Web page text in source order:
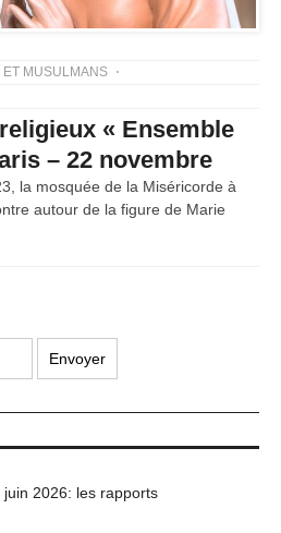
MUSULMANS
« Ensemble
– 22 novembre
la mosquée de la Miséricorde à
autour de la figure de Marie
2026: les rapports